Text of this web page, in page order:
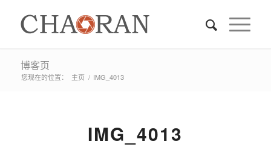
博客页
您现在的位置： 主页 / IMG_4013
IMG_4013